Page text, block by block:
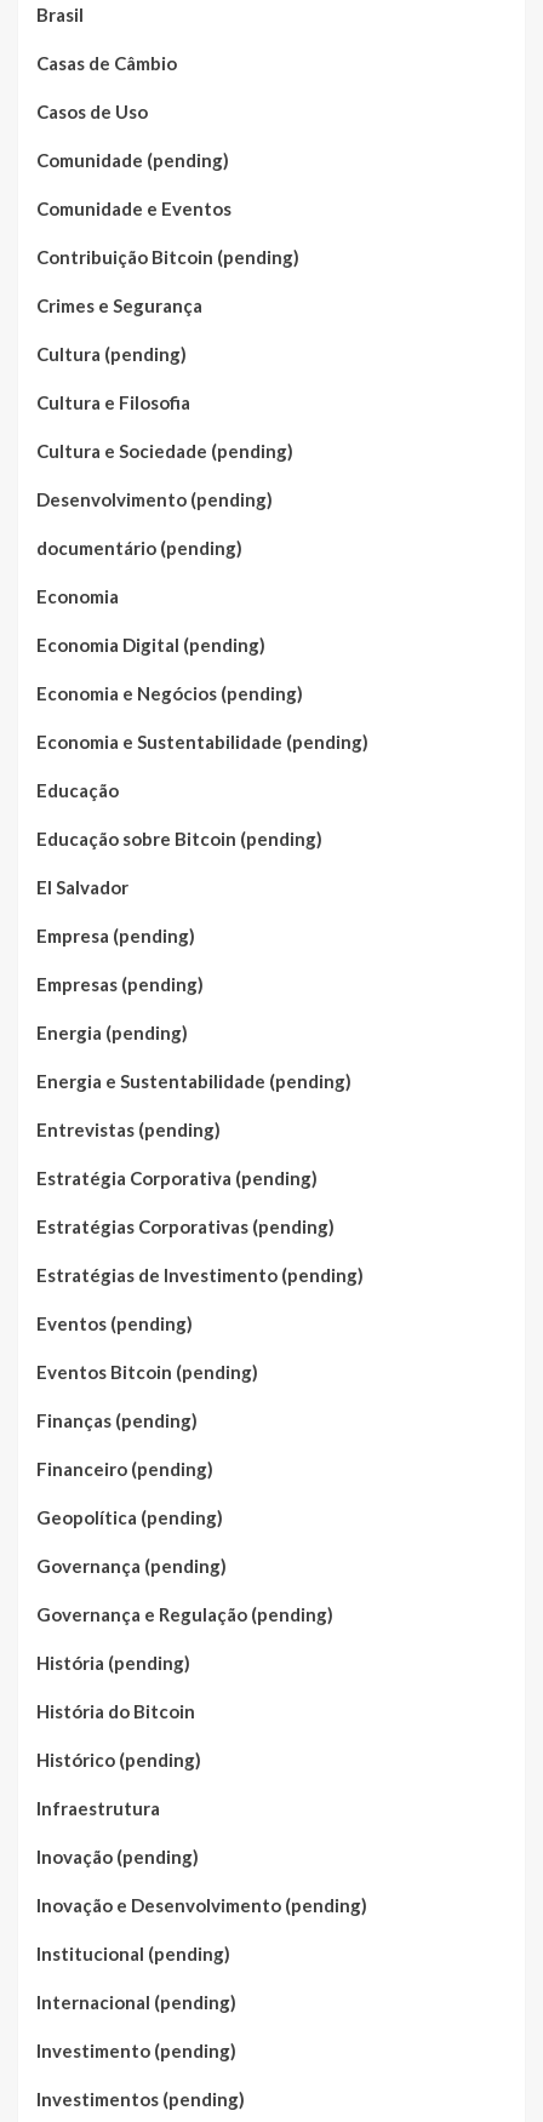
Brasil
Casas de Câmbio
Casos de Uso
Comunidade (pending)
Comunidade e Eventos
Contribuição Bitcoin (pending)
Crimes e Segurança
Cultura (pending)
Cultura e Filosofia
Cultura e Sociedade (pending)
Desenvolvimento (pending)
documentário (pending)
Economia
Economia Digital (pending)
Economia e Negócios (pending)
Economia e Sustentabilidade (pending)
Educação
Educação sobre Bitcoin (pending)
El Salvador
Empresa (pending)
Empresas (pending)
Energia (pending)
Energia e Sustentabilidade (pending)
Entrevistas (pending)
Estratégia Corporativa (pending)
Estratégias Corporativas (pending)
Estratégias de Investimento (pending)
Eventos (pending)
Eventos Bitcoin (pending)
Finanças (pending)
Financeiro (pending)
Geopolítica (pending)
Governança (pending)
Governança e Regulação (pending)
História (pending)
História do Bitcoin
Histórico (pending)
Infraestrutura
Inovação (pending)
Inovação e Desenvolvimento (pending)
Institucional (pending)
Internacional (pending)
Investimento (pending)
Investimentos (pending)